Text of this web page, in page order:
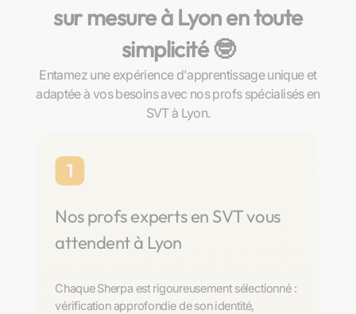
sur mesure à Lyon en toute
simplicité 🤓​
Entamez une expérience d'apprentissage unique et
adaptée à vos besoins avec nos profs spécialisés en
SVT à Lyon.
1
Nos profs experts en SVT vous
attendent à Lyon
Chaque Sherpa est rigoureusement sélectionné :
vérification approfondie de son identité,